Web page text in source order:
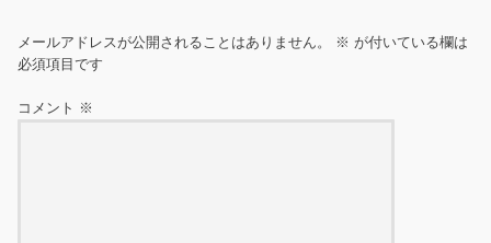
メールアドレスが公開されることはありません。 ※ が付いている欄は
必須項目です
コメント ※